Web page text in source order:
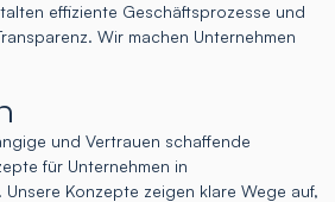
effiziente Geschäftsprozesse und
Wir machen Unternehmen
und Vertrauen schaffende
für Unternehmen in
Konzepte zeigen klare Wege auf,